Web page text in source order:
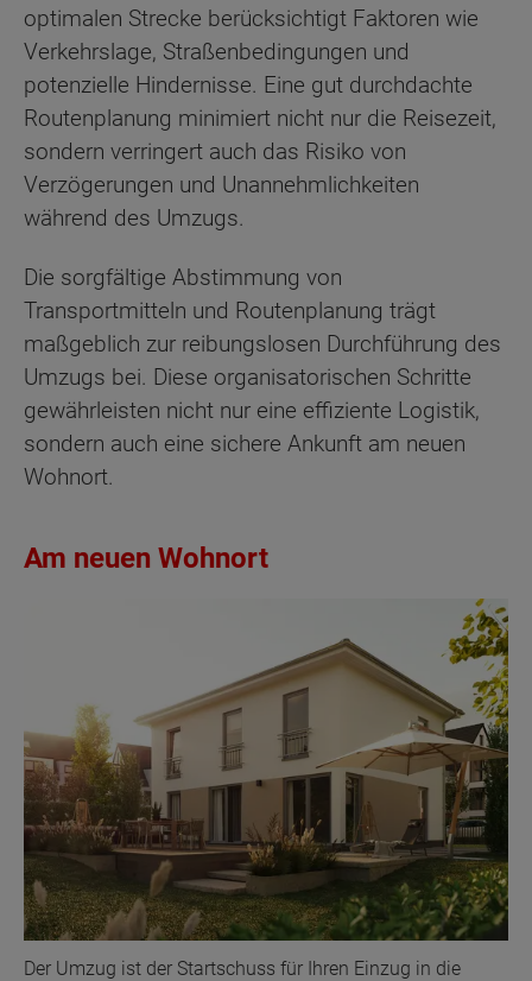
optimalen Strecke berücksichtigt Faktoren wie
Verkehrslage, Straßenbedingungen und
potenzielle Hindernisse. Eine gut durchdachte
Routenplanung minimiert nicht nur die Reisezeit,
sondern verringert auch das Risiko von
Verzögerungen und Unannehmlichkeiten
während des Umzugs.
Die sorgfältige Abstimmung von
Transportmitteln und Routenplanung trägt
maßgeblich zur reibungslosen Durchführung des
Umzugs bei. Diese organisatorischen Schritte
gewährleisten nicht nur eine effiziente Logistik,
sondern auch eine sichere Ankunft am neuen
Wohnort.
Am neuen Wohnort
Der Umzug ist der Startschuss für Ihren Einzug in die